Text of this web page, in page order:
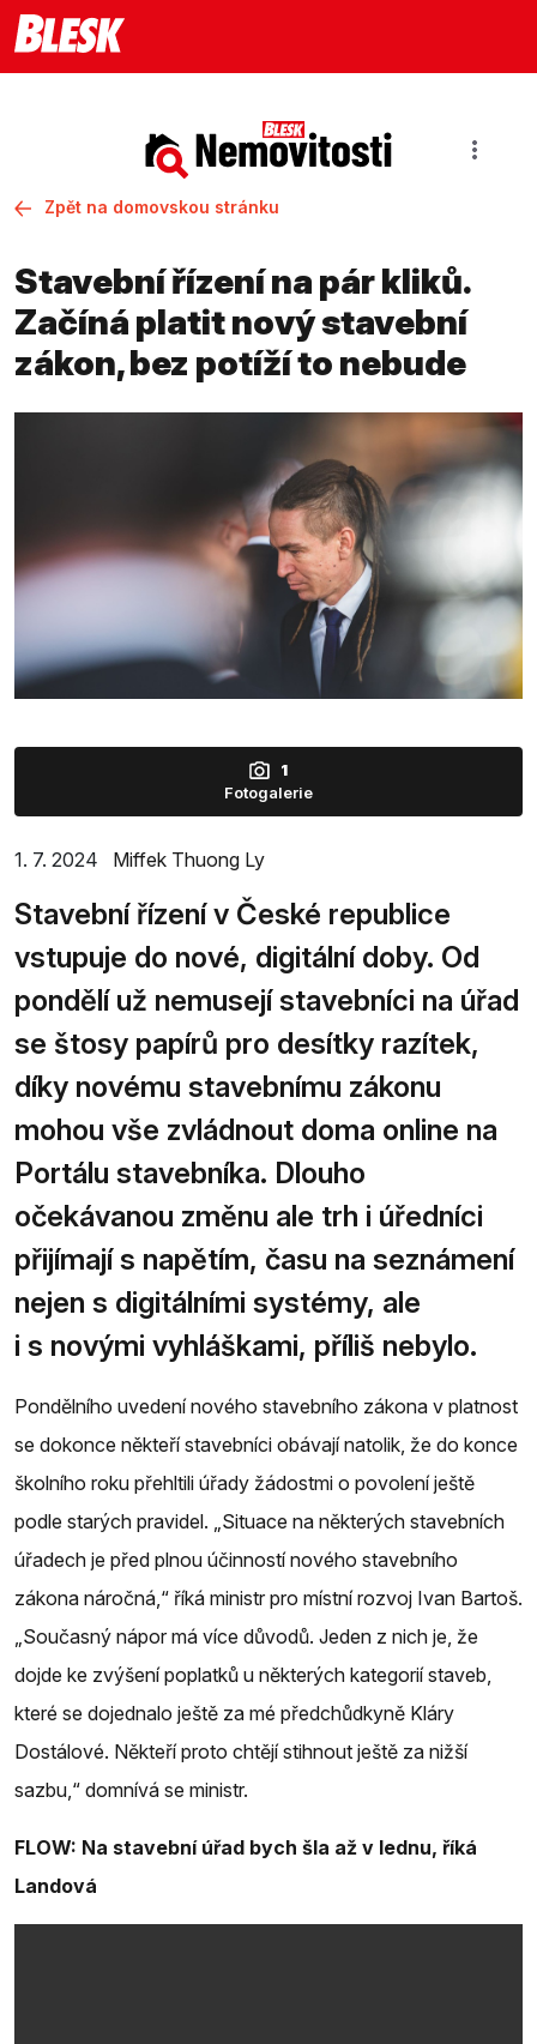
Zpět na domovskou stránku
Stavební řízení na pár kliků.
Začíná platit nový stavební
zákon, bez potíží to nebude
1
Fotogalerie
1. 7. 2024 Miffek Thuong Ly
Stavební řízení v České republice
vstupuje do nové, digitální doby. Od
pondělí už nemusejí stavebníci na úřad
se štosy papírů pro desítky razítek,
díky novému stavebnímu zákonu
mohou vše zvládnout doma online na
Portálu stavebníka. Dlouho
očekávanou změnu ale trh i úředníci
přijímají s napětím, času na seznámení
nejen s digitálními systémy, ale
i s novými vyhláškami, příliš nebylo.
Pondělního uvedení nového stavebního zákona v platnost
se dokonce někteří stavebníci obávají natolik, že do konce
školního roku přehltili úřady žádostmi o povolení ještě
podle starých pravidel. „Situace na některých stavebních
úřadech je před plnou účinností nového stavebního
zákona náročná,“ říká ministr pro místní rozvoj Ivan Bartoš.
„Současný nápor má více důvodů. Jeden z nich je, že
dojde ke zvýšení poplatků u některých kategorií staveb,
které se dojednalo ještě za mé předchůdkyně Kláry
Dostálové. Někteří proto chtějí stihnout ještě za nižší
sazbu,“ domnívá se ministr.
FLOW: Na stavební úřad bych šla až v lednu, říká
Landová